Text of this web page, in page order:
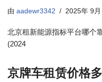
由 aadewr3342 2025年 9月
北京租新能源指标平台哪个
(2024
京牌车租赁价格